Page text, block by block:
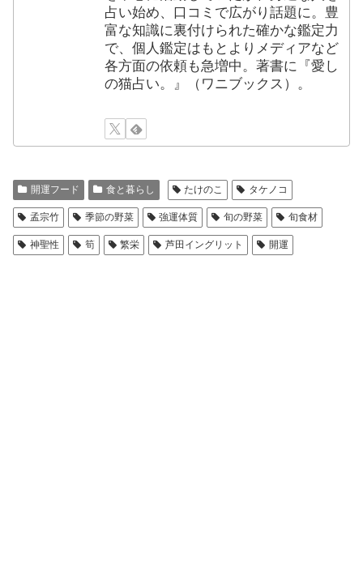
占い始め、口コミで広がり話題に。豊
富な知識に裏付けられた確かな鑑定力
で、個人鑑定はもとよりメディアなど
各方面の依頼も急増中。著書に『愛し
の猫占い。』（ワニブックス）。
開運フード 食と暮らし たけのこ タケノコ
孟宗竹 季節の野菜 強運体質 旬の野菜 旬食材
神聖性 筍 繁栄 芦田イングリット 開運